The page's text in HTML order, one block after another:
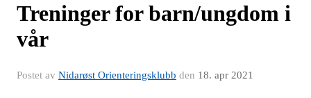
Treninger for barn/ungdom i
vår
Postet av Nidarøst Orienteringsklubb den 18. apr 2021